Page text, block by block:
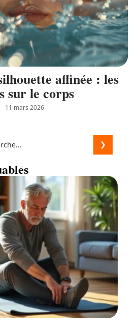
affinée : les
sur le corps
11 mars 2026